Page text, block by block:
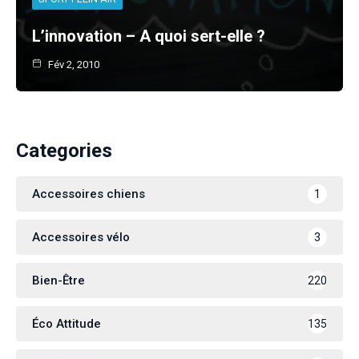
L’innovation – A quoi sert-elle ?
Fév 2, 2010
Categories
Accessoires chiens 1
Accessoires vélo 3
Bien-Être 220
Éco Attitude 135